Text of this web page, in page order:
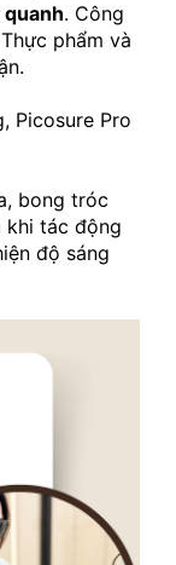
. Công
phẩm và
Picosure Pro
bong tróc
khi tác động
độ sáng